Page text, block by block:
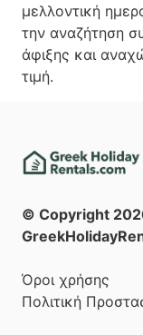
μελλοντική
την αναζήτηση
άφιξης και
τιμή.
© Copyright
Όροι χρήσης
Πολιτική